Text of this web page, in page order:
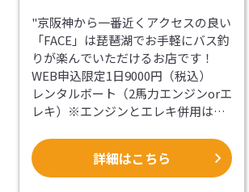
"京阪神から一番近くアクセスの良い
「FACE」は琵琶湖でお手軽にバス釣
りが楽んでいただけるお店です！
WEB申込限定1日9000円（税込）
レンタルボート（2馬力エンジンorエ
レキ）※エンジンとエレキ併用は出
き）2名様乗船可能
ガソリン込です。
お気軽に琵琶湖の名スポットで釣り
詳細はこちら